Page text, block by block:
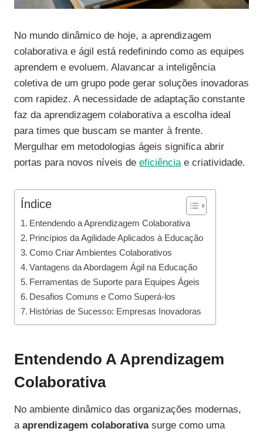
No mundo dinâmico de hoje, a aprendizagem
colaborativa e ágil está redefinindo como as equipes
aprendem e evoluem. Alavancar a inteligência
coletiva de um grupo pode gerar soluções inovadoras
com rapidez. A necessidade de adaptação constante
faz da aprendizagem colaborativa a escolha ideal
para times que buscam se manter à frente.
Mergulhar em metodologias ágeis significa abrir
portas para novos níveis de eficiênciae criatividade.
Índice
Entendendo a Aprendizagem Colaborativa
Princípios da Agilidade Aplicados à Educação
Como Criar Ambientes Colaborativos
Vantagens da Abordagem Ágil na Educação
Ferramentas de Suporte para Equipes Ágeis
Desafios Comuns e Como Superá-los
Histórias de Sucesso: Empresas Inovadoras
Entendendo A Aprendizagem
Colaborativa
No ambiente dinâmico das organizações modernas,
a aprendizagem colaborativasurge como uma